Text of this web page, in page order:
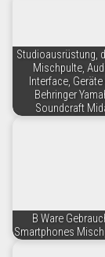
Studioausrüstung,
Mischpulte,
Interface,
Behringer
Soundcraft
B Ware
Smartphones